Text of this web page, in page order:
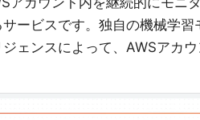
ービスです。独自の機械学
ェンスによって、AWSアカ